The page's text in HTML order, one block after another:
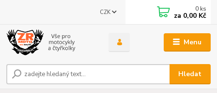
Menu
CZK
Hledat
0 ks
za 0,00 Kč